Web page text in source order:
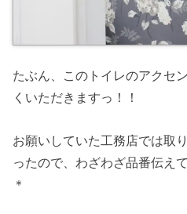
たぶん、このトイレのアクセ
くいただきますっ！！
お願いしていた工務店では取
ったので、わざわざ品番伝え
＊